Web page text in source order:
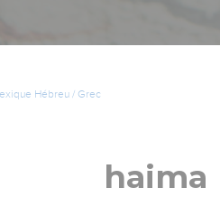
Hébreu / Grec
haima